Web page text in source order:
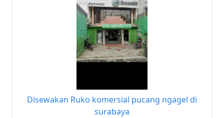
Disewakan Ruko komersial pucang ngagel di
surabaya